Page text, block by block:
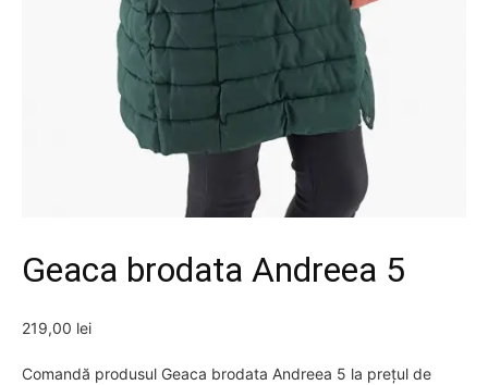
Geaca brodata Andreea 5
219,00 lei
Comandă produsul Geaca brodata Andreea 5 la prețul de